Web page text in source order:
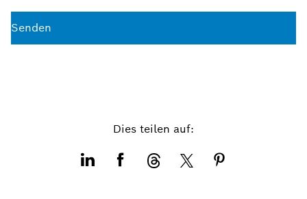
Senden
Dies teilen auf: